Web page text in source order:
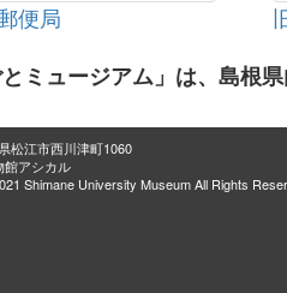
便局
とミュージアム」は、島根
松江市西川津町1060
館アシカル
Shimane University Museum All Rights